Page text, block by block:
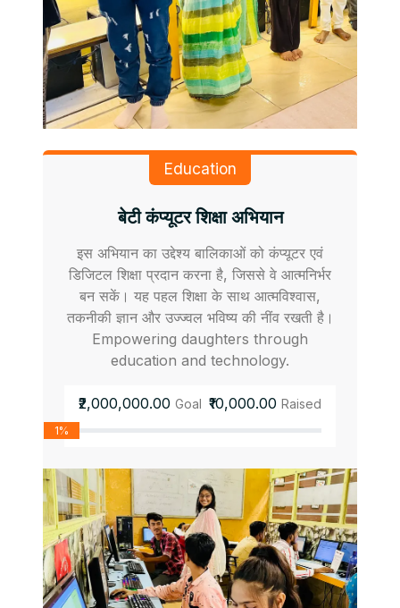
Education
बेटी कंप्यूटर शिक्षा अभियान
इस अभियान का उद्देश्य बालिकाओं को कंप्यूटर एवं
डिजिटल शिक्षा प्रदान करना है, जिससे वे आत्मनिर्भर
बन सकें। यह पहल शिक्षा के साथ आत्मविश्वास,
तकनीकी ज्ञान और उज्ज्वल भविष्य की नींव रखती है।
Empowering daughters through
education and technology.
₹2,000,000.00 Goal ₹10,000.00 Raised
1%